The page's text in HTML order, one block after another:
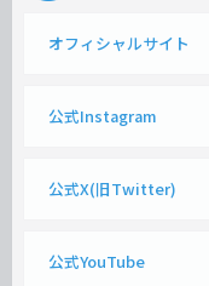
オフィシャルサイト
公式Instagram
公式X(旧Twitter)
公式YouTube